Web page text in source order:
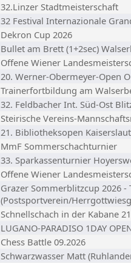
32.Linzer Stadtmeisterschaft
32 Festival Internazionale
Dekron Cup 2026
Bullet am Brett (1+2sec)
Offene Wiener
20. Werner-Obermeyer-Open
Trainerfortbildung am
32. Feldbacher Int. Süd-Ost
Steirische Vereins-
21. Bibliotheksopen
MmF Sommerschachturnier
33. Sparkassenturnier
Offene Wiener
Grazer Sommerblitzcup 2026 -
(Postsportverein/
Schnellschach in der Kabane
LUGANO-PARADISO 1DAY
Chess Battle 09.2026
Schwarzwasser Matt